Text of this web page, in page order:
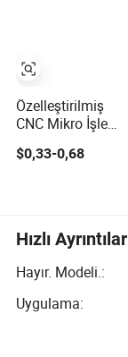
Özelleştirilmiş
CNC Mikro İşleme
Tornalama
Frezeleme Metal
$0,33-0,68
Hızlı Ayrıntılar
Hayır. Modeli.:
Uygulama: